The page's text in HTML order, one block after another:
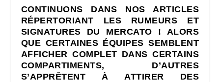
CONTINUONS DANS NOS ARTICLES
RÉPERTORIANT LES RUMEURS ET
SIGNATURES DU MERCATO ! ALORS
QUE CERTAINES ÉQUIPES SEMBLENT
AFFICHER COMPLET DANS CERTAINS
COMPARTIMENTS, D’AUTRES
S’APPRÊTENT À ATTIRER DES